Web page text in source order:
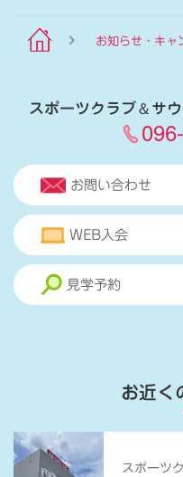
お知らせ・キャ
スポーツクラブ＆サ
お問い合わせ
WEB入会
見学予約
お近く
スポーツ